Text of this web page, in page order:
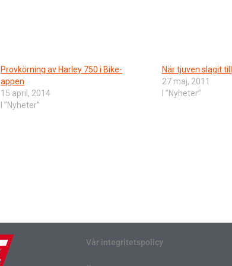
Provkörning av Harley 750 i Bike-
appen
15 april, 2014
I ”Nyheter”
När tjuven slagit till
27 maj, 2011
I ”Nyheter”
Vår integritetspolicy